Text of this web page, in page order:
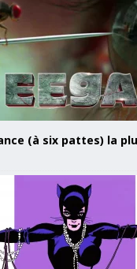
(à six pattes) la